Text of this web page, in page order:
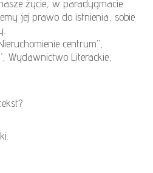
życie, w paradygmacie
jej prawo do istnienia, sobie
centrum”,
Wydawnictwo Literackie,